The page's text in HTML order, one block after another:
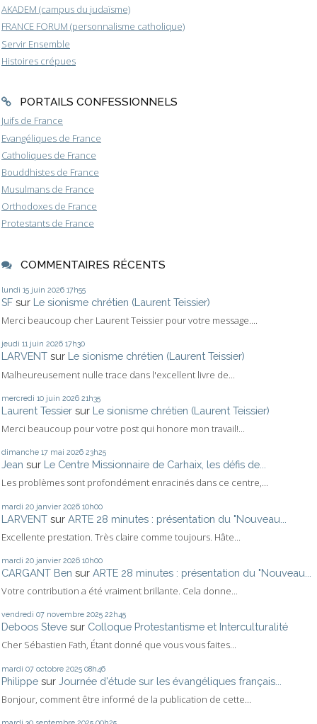
AKADEM (campus du judaïsme)
FRANCE FORUM (personnalisme catholique)
Servir Ensemble
Histoires crépues
PORTAILS CONFESSIONNELS
Juifs de France
Evangéliques de France
Catholiques de France
Bouddhistes de France
Musulmans de France
Orthodoxes de France
Protestants de France
COMMENTAIRES RÉCENTS
lundi 15 juin 2026 17h55
SF sur Le sionisme chrétien (Laurent Teissier)
Merci beaucoup cher Laurent Teissier pour votre message....
jeudi 11 juin 2026 17h30
LARVENT sur Le sionisme chrétien (Laurent Teissier)
Malheureusement nulle trace dans l'excellent livre de...
mercredi 10 juin 2026 21h35
Laurent Tessier sur Le sionisme chrétien (Laurent Teissier)
Merci beaucoup pour votre post qui honore mon travail!...
dimanche 17 mai 2026 23h25
Jean sur Le Centre Missionnaire de Carhaix, les défis de...
Les problèmes sont profondément enracinés dans ce centre,...
mardi 20 janvier 2026 10h00
LARVENT sur ARTE 28 minutes : présentation du "Nouveau...
Excellente prestation. Très claire comme toujours. Hâte...
mardi 20 janvier 2026 10h00
CARGANT Ben sur ARTE 28 minutes : présentation du "Nouveau...
Votre contribution a été vraiment brillante. Cela donne...
vendredi 07 novembre 2025 22h45
Deboos Steve sur Colloque Protestantisme et Interculturalité
Cher Sébastien Fath, Étant donné que vous vous faites...
mardi 07 octobre 2025 08h46
Philippe sur Journée d'étude sur les évangéliques français...
Bonjour, comment être informé de la publication de cette...